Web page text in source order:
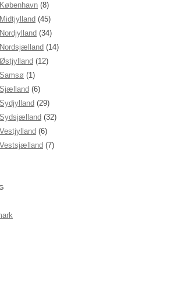
(8)
(45)
(34)
(14)
(12)
(1)
(6)
(29)
(32)
(6)
(7)